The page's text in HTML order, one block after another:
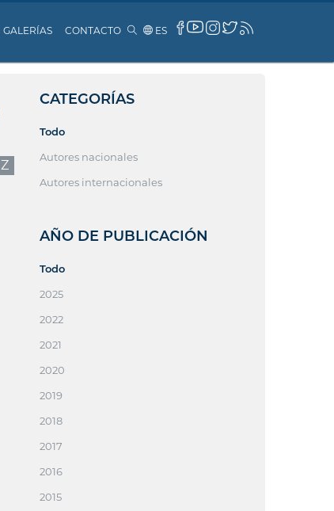
GALERÍAS CONTACTO ES
Z
CATEGORÍAS
Todo
Autores nacionales
Autores internacionales
AÑO DE PUBLICACIÓN
Todo
2025
2022
2021
2020
2019
2018
2017
2016
2015